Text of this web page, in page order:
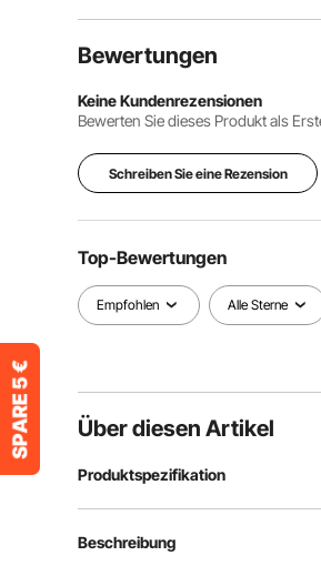
Eisen, Silber Rot
Bewertungen
Keine Kundenrezensionen
Bewerten Sie dieses Produkt als
Schreiben Sie eine Rezension
Top-Bewertungen
Empfohlen Alle Sterne
Über diesen Artikel
Produktspezifikation
Modell
Beschreibung